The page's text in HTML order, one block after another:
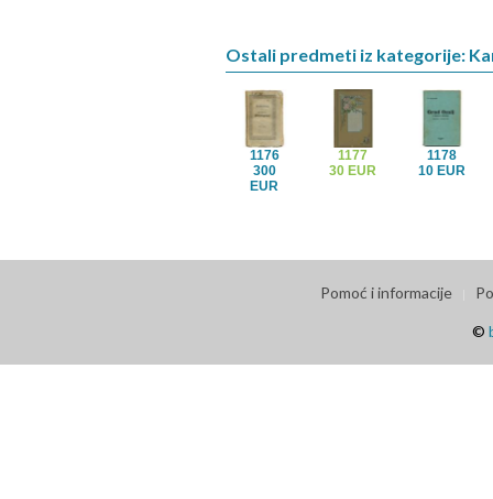
Ostali predmeti iz kategorije:
1176
300
EUR
1177
30 EUR
1178
10 EUR
Pomoć i informacije
©